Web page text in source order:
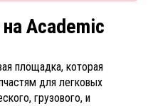
Academic
площадка, которая
для легковых
грузового, и